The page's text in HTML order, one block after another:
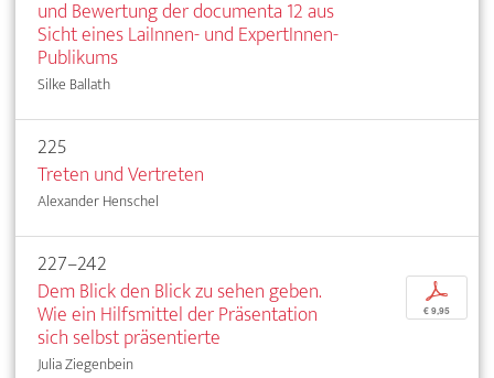
und Bewertung der documenta 12 aus
Sicht eines LaiInnen- und ExpertInnen-
Publikums
Silke Ballath
225
Treten und Vertreten
Alexander Henschel
227–242
Dem Blick den Blick zu sehen geben.
Wie ein Hilfsmittel der Präsentation
sich selbst präsentierte
Julia Ziegenbein
p
€ 9,95